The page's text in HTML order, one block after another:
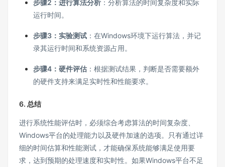
步骤2：进行算法分析 ：分析算法的时间复杂度和实际
运行时间。
步骤3：实验测试 ：在Windows环境下运行算法，并记
录其运行时间和系统资源占用。
步骤4：硬件评估 ：根据测试结果，判断是否需要额外
的硬件支持来满足实时性和性能要求。
6. 总结
进行系统性能评估时，必须综合考虑算法的时间复杂度、
Windows平台的处理能力以及硬件加速的选项。只有通过详
细的时间估算和性能测试，才能确保系统能够满足使用要
求，达到预期的处理速度和实时性。如果Windows平台不足